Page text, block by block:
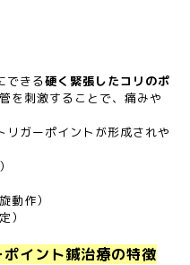
できる硬く緊張したコリのポ
を刺激することで、痛みや
リガーポイントが形成されや
動作）
）
イント鍼治療の特徴